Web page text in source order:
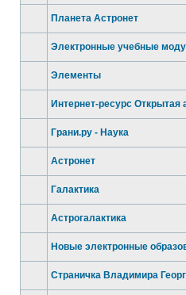
Планета Астронет
Электронные учебные
Элементы
Интернет-ресурс Открытая
Грани.ру - Наука
Астронет
Галактика
Астрогалактика
Новые электронные
Страничка Владимира